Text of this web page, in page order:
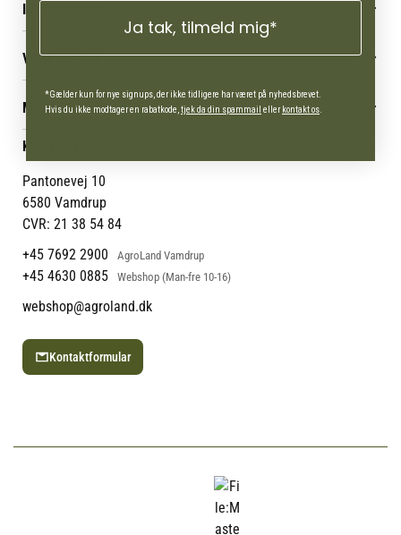
INFORMATION
Reklamations- & fortrydelsesret
Levering & afhentning
Følg din bestilling
Persondatapolitik
Cookies
VORES BUTIK
Vores butikker
Job
Mærker
Om os
Om Vestjyllands Andel
Blog
Ofte stillede spørgsmål
MIN KONTO
Administrer min konto
Min Konto
KONTAKT OS
Pantonevej 10
6580 Vamdrup
CVR: 21 38 54 84
+45 7692 2900
AgroLand Vamdrup
+45 4630 0885 Webshop (Man-fre 10-16)
webshop@agroland.dk
Kontaktformular
Ja tak, tilmeld mig*
*Gælder kun for nye signups, der ikke tidligere har været på nyhedsbrevet.
Hvis du ikke modtager en rabatkode, tjek da din spammail ellerkontakt os